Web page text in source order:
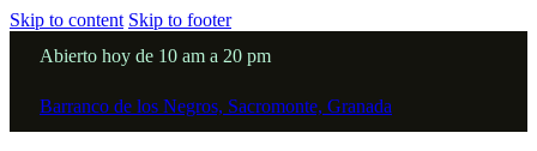
Skip to content Skip to footer
Abierto hoy de 10 am a 20 pm
Barranco de los Negros, Sacromonte, Granada